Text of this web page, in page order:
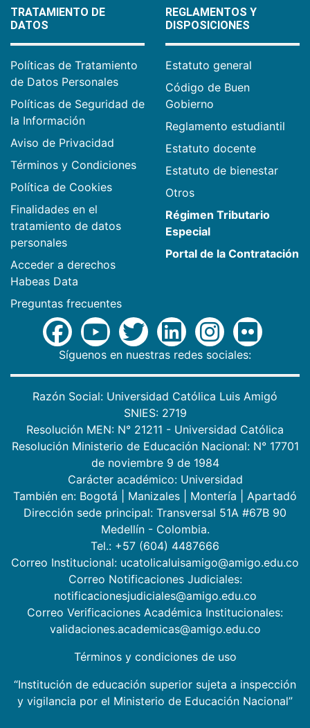
TRATAMIENTO DE
DATOS
Políticas de Tratamiento
de Datos Personales
Políticas de Seguridad de
la Información
Aviso de Privacidad
Términos y Condiciones
Política de Cookies
Finalidades en el
tratamiento de datos
personales
Acceder a derechos
Habeas Data
Preguntas frecuentes
REGLAMENTOS Y
DISPOSICIONES
Estatuto general
Código de Buen
Gobierno
Reglamento estudiantil
Estatuto docente
Estatuto de bienestar
Otros
Régimen Tributario
Especial
Portal de la Contratación
Síguenos en nuestras redes sociales:
Razón Social: Universidad Católica Luis Amigó
SNIES: 2719
Resolución MEN: N° 21211 - Universidad Católica
Resolución Ministerio de Educación Nacional: N° 17701
de noviembre 9 de 1984
Carácter académico: Universidad
También en: Bogotá Manizales Montería
Apartadó
Dirección sede principal: Transversal 51A #67B 90
Medellín - Colombia.
Tel.: +57 (604) 4487666
Correo Institucional: ucatolicaluisamigo@amigo.edu.co
Correo Notificaciones Judiciales:
notificacionesjudiciales@amigo.edu.co
Correo Verificaciones Académica Institucionales:
validaciones.academicas@amigo.edu.co
Términos y condiciones de uso
“Institución de educación superior sujeta a inspección
y vigilancia por el Ministerio de Educación Nacional”